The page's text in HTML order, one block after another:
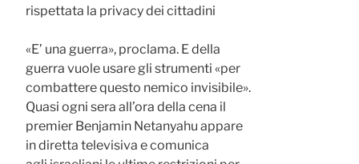
rispettata la privacy dei cittadini
«E’ una guerra», proclama. E della
guerra vuole usare gli strumenti «per
combattere questo nemico invisibile».
Quasi ogni sera all’ora della cena il
premier Benjamin Netanyahu appare
in diretta televisiva e comunica